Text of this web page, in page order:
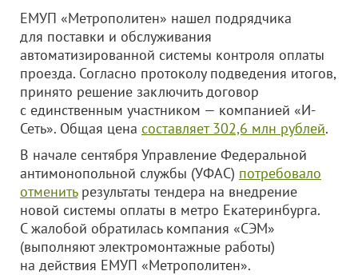
ЕМУП «Метрополитен» нашел подрядчика
для поставки и обслуживания
автоматизированной системы контроля оплаты
проезда. Согласно протоколу подведения итогов,
принято решение заключить договор
с единственным участником — компанией «И-
Сеть». Общая цена составляет 302,6 млн рублей.
В начале сентября Управление Федеральной
антимонопольной службы (УФАС) потребовало
отменитьрезультаты тендера на внедрение
новой системы оплаты в метро Екатеринбурга.
С жалобой обратилась компания «СЭМ»
(выполняют электромонтажные работы)
на действия ЕМУП «Метрополитен».